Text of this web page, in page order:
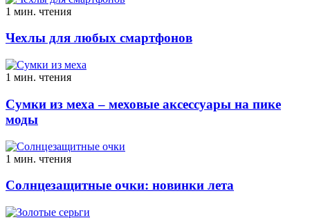
1 мин. чтения
Чехлы для любых смартфонов
1 мин. чтения
Сумки из меха – меховые аксессуары на пике
моды
1 мин. чтения
Солнцезащитные очки: новинки лета